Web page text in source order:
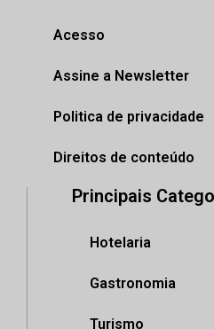
Acesso
Assine a Newsletter
Politica de privacidade
Direitos de conteúdo
Principais
Hotelaria
Gastronomia
Turismo